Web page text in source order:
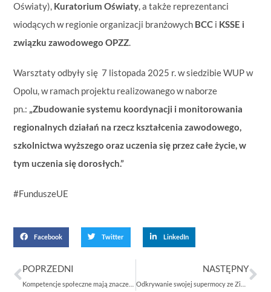
Oświaty), Kuratorium Oświaty, a także reprezentanci
wiodących w regionie organizacji branżowych BCC i KSSE i
związku zawodowego OPZZ.
Warsztaty odbyły się 7 listopada 2025 r. w siedzibie WUP w
Opolu, w ramach projektu realizowanego w naborze
pn.: „Zbudowanie systemu koordynacji i monitorowania
regionalnych działań na rzecz kształcenia zawodowego,
szkolnictwa wyższego oraz uczenia się przez całe życie, w
tym uczenia się dorosłych.”
#FunduszeUE
Facebook Twitter LinkedIn
POPRZEDNI NASTĘPNY